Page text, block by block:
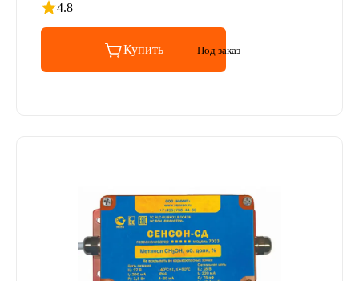
4.8
Рейтинг 4.8 из 5
Купить Под заказ